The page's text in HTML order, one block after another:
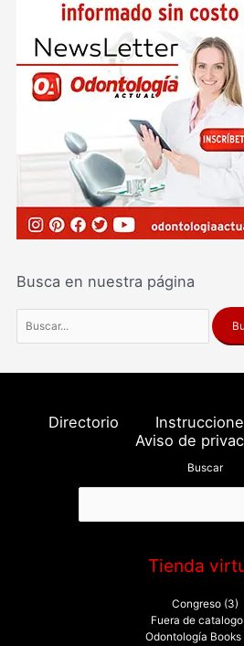
Busca en nuestra página
Directorio
Aviso de
Buscar
Tienda
Congreso (3)
Fuera de catalogo
Odontología Books